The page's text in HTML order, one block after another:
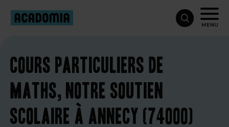
MENU
Cours particuliers de
maths, notre soutien
scolaire à Annecy (74000)